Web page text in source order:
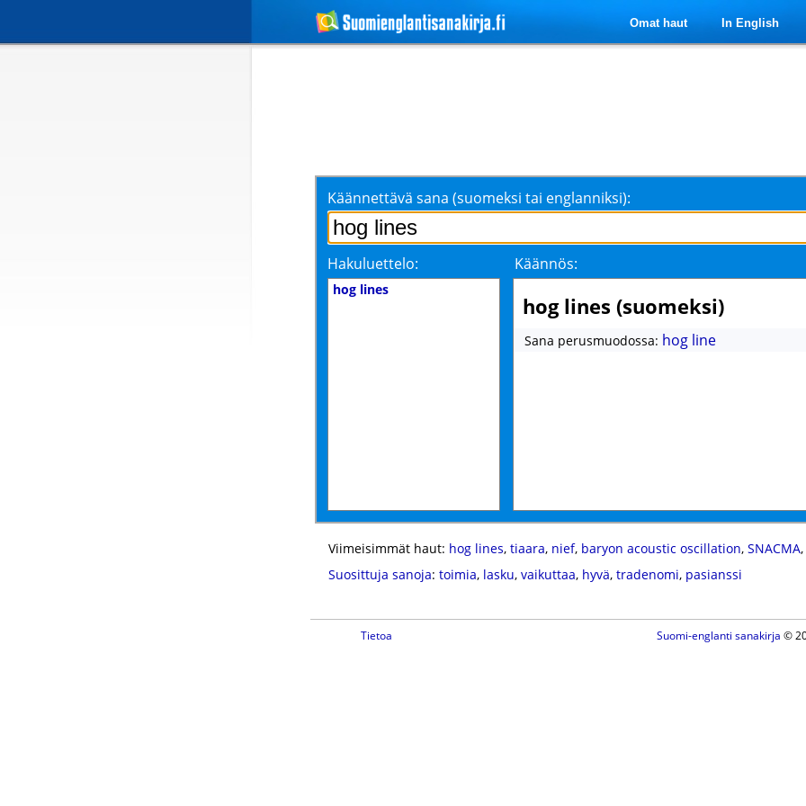
Omat haut In English
Käännettävä sana (suomeksi tai englanniksi):
Hakuluettelo: Käännös:
hog lines
hog lines (suomeksi)
Sana perusmuodossa: hog line
Viimeisimmät haut: hog lines, tiaara, nief, baryon acoustic oscillation, SNACMA,
Suosittuja sanoja: toimia, lasku, vaikuttaa, hyvä, tradenomi, pasianssi
Tietoa Suomi-englanti sanakirja ©